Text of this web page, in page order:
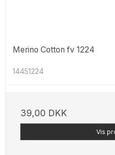
Merino Cotton fv 1224
14451224
39,00 DKK
Vis